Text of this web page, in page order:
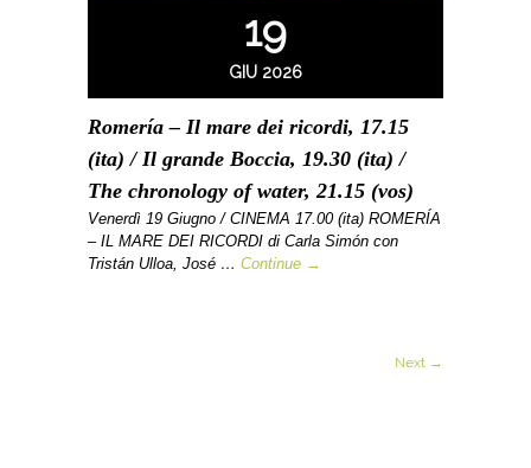
19
GIU 2026
Romería – Il mare dei ricordi, 17.15
(ita) / Il grande Boccia, 19.30 (ita) /
The chronology of water, 21.15 (vos)
Venerdì 19 Giugno / CINEMA 17.00 (ita) ROMERÍA
– IL MARE DEI RICORDI di Carla Simón con
Tristán Ulloa, José … Continue →
Next →